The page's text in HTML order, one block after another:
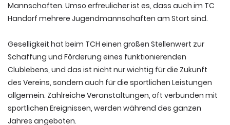
Mannschaften. Umso erfreulicher ist es, dass auch im TC
Handorf mehrere Jugendmannschaften am Start sind.
Geselligkeit hat beim TCH einen großen Stellenwert zur
Schaffung und Förderung eines funktionierenden
Clublebens, und das ist nicht nur wichtig für die Zukunft
des Vereins, sondern auch für die sportlichen Leistungen
allgemein. Zahlreiche Veranstaltungen, oft verbunden mit
sportlichen Ereignissen, werden während des ganzen
Jahres angeboten.